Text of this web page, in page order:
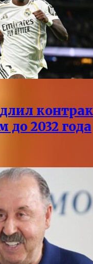
до 2032 года